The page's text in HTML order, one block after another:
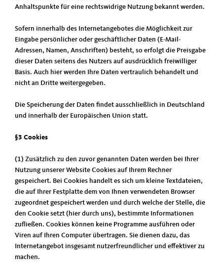
Anhaltspunkte für eine rechtswidrige Nutzung bekannt werden.
Sofern innerhalb des Internetangebotes die Möglichkeit zur
Eingabe persönlicher oder geschäftlicher Daten (E-Mail-
Adressen, Namen, Anschriften) besteht, so erfolgt die Preisgabe
dieser Daten seitens des Nutzers auf ausdrücklich freiwilliger
Basis. Auch hier werden Ihre Daten vertraulich behandelt und
nicht an Dritte weitergegeben.
Die Speicherung der Daten findet ausschließlich in Deutschland
und innerhalb der Europäischen Union statt.
§3 Cookies
(1) Zusätzlich zu den zuvor genannten Daten werden bei Ihrer
Nutzung unserer Website Cookies auf Ihrem Rechner
gespeichert. Bei Cookies handelt es sich um kleine Textdateien,
die auf Ihrer Festplatte dem von Ihnen verwendeten Browser
zugeordnet gespeichert werden und durch welche der Stelle, die
den Cookie setzt (hier durch uns), bestimmte Informationen
zufließen. Cookies können keine Programme ausführen oder
Viren auf Ihren Computer übertragen. Sie dienen dazu, das
Internetangebot insgesamt nutzerfreundlicher und effektiver zu
machen.